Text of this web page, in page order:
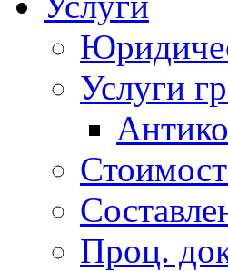
Услуги
Проц.